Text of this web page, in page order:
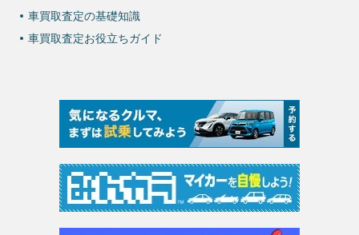
車買取査定の基礎知識
車買取査定お役立ちガイド